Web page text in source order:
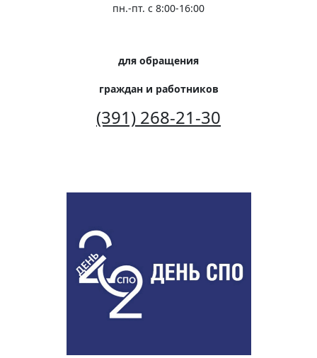
пн.-пт. с 8:00-16:00
для обращения
граждан и работников
(391) 268-21-30